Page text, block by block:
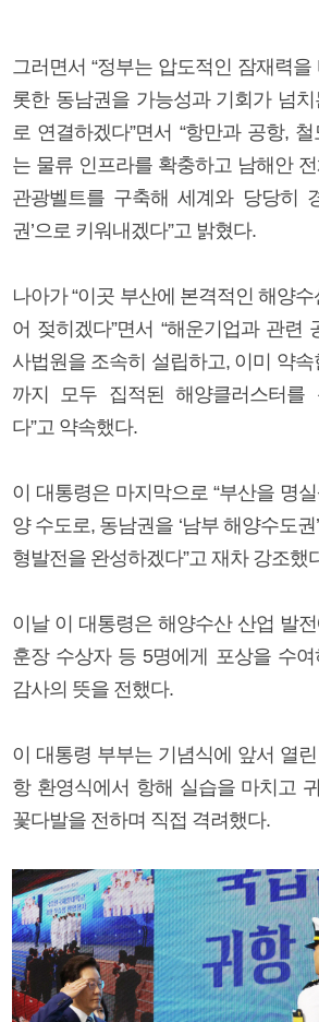
그러면서 “정부는 압도적인 잠재력
롯한 동남권을 가능성과 기회가 넘
로 연결하겠다”면서 “항만과 공항,
는 물류 인프라를 확충하고 남해안
관광벨트를 구축해 세계와 당당히
권’으로 키워내겠다”고 밝혔다.
나아가 “이곳 부산에 본격적인 해양
어 젖히겠다”면서 “해운기업과 관련
사법원을 조속히 설립하고, 이미 약
까지 모두 집적된 해양클러스터를
다”고 약속했다.
이 대통령은 마지막으로 “부산을 명
양 수도로, 동남권을 ‘남부 해양수도
형발전을 완성하겠다”고 재차 강조했
이날 이 대통령은 해양수산 산업 발
훈장 수상자 등 5명에게 포상을 수
감사의 뜻을 전했다.
이 대통령 부부는 기념식에 앞서 열
항 환영식에서 항해 실습을 마치고
꽃다발을 전하며 직접 격려했다.